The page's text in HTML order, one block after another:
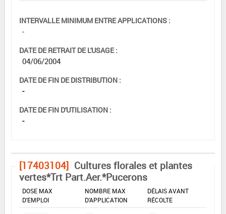
INTERVALLE MINIMUM ENTRE APPLICATIONS :
-
DATE DE RETRAIT DE L'USAGE :
04/06/2004
DATE DE FIN DE DISTRIBUTION :
-
DATE DE FIN D'UTILISATION :
-
[17403104] Cultures florales et plantes
vertes*Trt Part.Aer.*Pucerons
DOSE MAX
D'EMPLOI
NOMBRE MAX
D'APPLICATION
DÉLAIS AVANT
RÉCOLTE